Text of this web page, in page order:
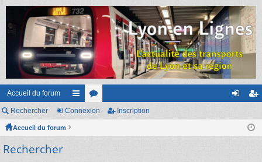
Accueil du forum
ac or
cri
Rechercher Connexion Inscription
Accueil du forum
Rechercher